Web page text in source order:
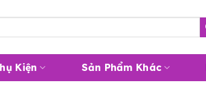
Kiện Sản Phẩm Khác